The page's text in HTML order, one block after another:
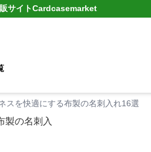
サイトCardcasemarket
スを快適にする布製の名刺入れ16選